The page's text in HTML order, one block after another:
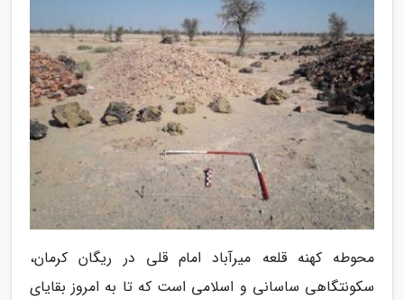
محوطه کهنه قلعه میرآباد امام قلی در ریگان کرمان،
سکونتگاهی ساسانی و اسلامی است که تا به امروز بقایای